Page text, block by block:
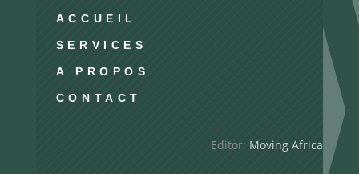
ACCUEIL
SERVICES
A PROPOS
CONTACT
Editor: Moving Africa